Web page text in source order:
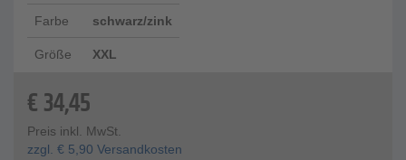
Farbe schwarz/zink
Größe XXL
€34,45
Preis inkl. MwSt.
zzgl. € 5,90 Versandkosten